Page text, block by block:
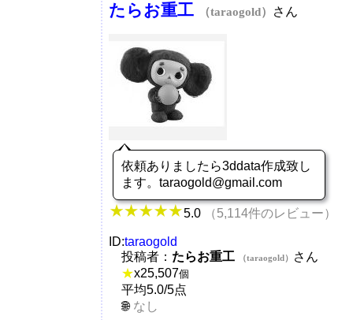
たらお重工 （taraogold） さん
依頼ありましたら3ddata作成致し
ます。taraogold@gmail.com
5.0 （5,114件のレビュー）
ID:taraogold
投稿者： たらお重工 （taraogold）
さん
★x25,507個
平均5.0/5点
なし